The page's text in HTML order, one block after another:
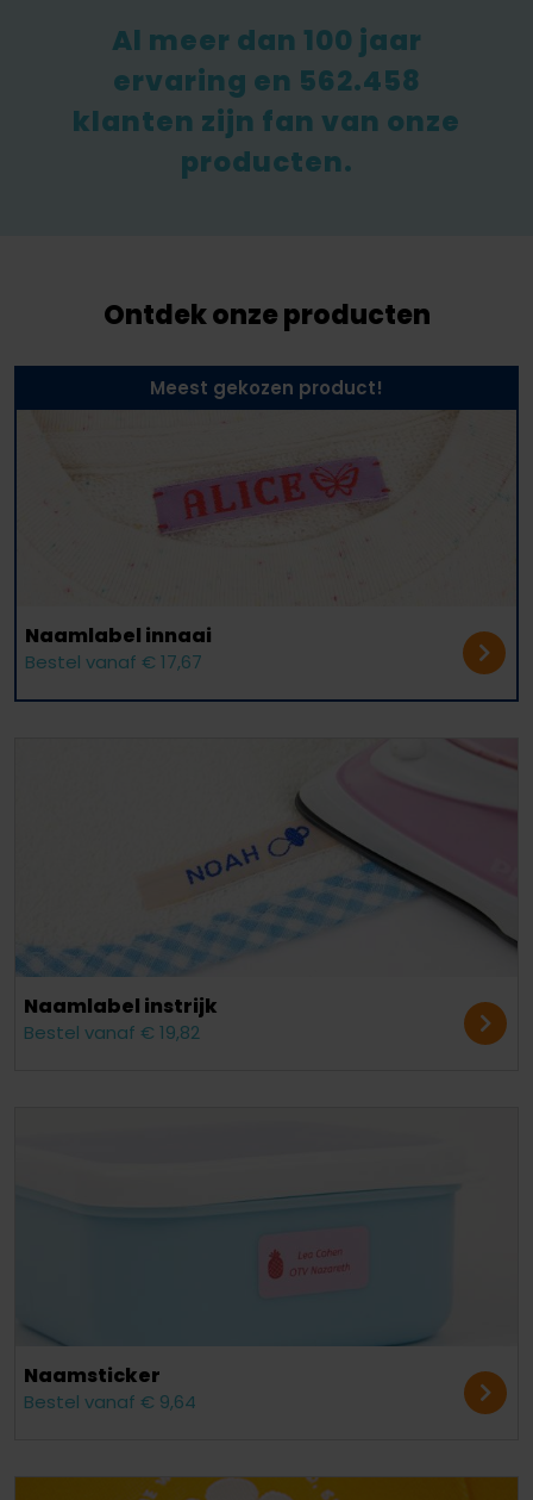
Al meer dan 100 jaar
ervaring en 562.458
klanten zijn fan van onze
producten.
Ontdek onze producten
Meest gekozen product!
Naamlabel innaai
Bestel vanaf € 17,67
Naamlabel instrijk
Bestel vanaf € 19,82
Naamsticker
Bestel vanaf € 9,64